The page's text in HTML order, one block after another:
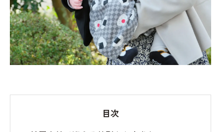
目次